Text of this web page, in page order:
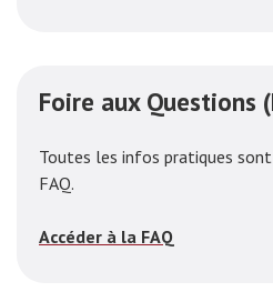
Foire aux Questions
Toutes les infos pratiques
FAQ.
Accéder à la FAQ